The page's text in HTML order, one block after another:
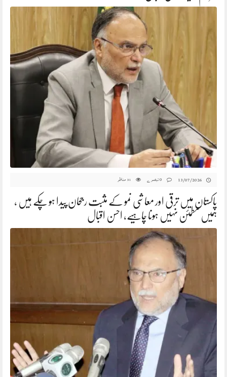
13/07/2026
31 مناظر
پاکستان میں ترقی اور معاشی نمو کے مثبت رجحان پیدا ہو چکے ہیں ،
ہمیں مطمئن نہیں ہونا چاہیے، احسن اقبال